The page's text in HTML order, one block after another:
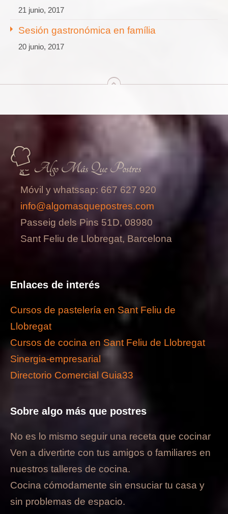
21 junio, 2017
Sesión gastronómica en família
20 junio, 2017
arriba
Móvil y whatssap: 667 627 920
info@algomasquepostres.com
Passeig dels Pins 51D, 08980
Sant Feliu de Llobregat, Barcelona
Enlaces de interés
Cursos de pastelería en Sant Feliu de
Llobregat
Cursos de cocina en Sant Feliu de Llobregat
Sinergia-empresarial
Directorio Comercial Guia33
Sobre algo más que postres
No es lo mismo seguir una receta que cocinar
Ven a divertirte con tus amigos o familiares en
nuestros talleres de cocina.
Cocina cómodamente sin ensuciar tu casa y
sin problemas de espacio.